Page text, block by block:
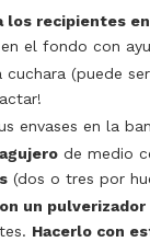
los recipientes
el fondo con
cuchara (puede
envases en la
de medio
(dos o tres por
un
Hacerlo con